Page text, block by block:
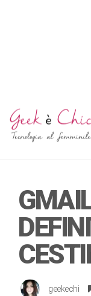
geekechi